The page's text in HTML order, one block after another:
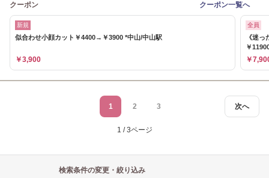
クーポン クーポン一覧へ
新規
似合わせ小顔カット￥4400→￥3900 *中山/中山駅
￥3,900
全員
《迷
￥
￥
次へ
1 2 3
1 / 3ページ
検索条件の変更・絞り込み